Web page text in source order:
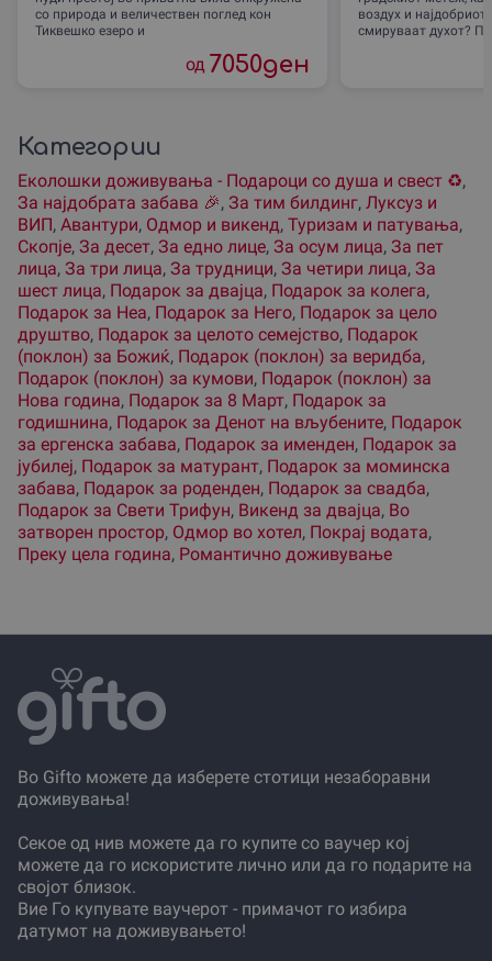
со природа и величествен поглед кон
Тиквешко езеро и
од 7050ден
воздух и
смируваат духот?
Категории
Еколошки доживувања - Подароци со душа и свест ♻️,
За наjдобрата забава 🎉, За тим билдинг, Луксуз и
ВИП, Авантури, Одмор и викенд, Туризам и патувања,
Скопjе, За десет, За едно лице, За осум лица, За пет
лица, За три лица, За трудници, За четири лица, За
шест лица, Подарок за двајца, Подарок за колега,
Подарок за Неа, Подарок за Него, Подарок за цело
друштво, Подарок за целото семејство, Подарок
(поклон) за Божиќ, Подарок (поклон) за веридба,
Подарок (поклон) за кумови, Подарок (поклон) за
Нова година, Подарок за 8 Март, Подарок за
годишнина, Подарок за Денот на вљубените, Подарок
за ергенска забава, Подарок за именден, Подарок за
јубилеј, Подарок за матурант, Подарок за моминска
забава, Подарок за роденден, Подарок за свадба,
Подарок за Свети Трифун, Викенд за двајца, Во
затворен простор, Одмор во хотел, Покрај водата,
Преку цела година, Романтично доживување
Во Gifto можете да изберете стотици незаборавни
доживувања!
Секое од нив можете да го купите со ваучер кој
можете да го искористите лично или да го подарите на
својот близок.
Вие Го купувате ваучерот - примачот го избира
датумот на доживувањето!